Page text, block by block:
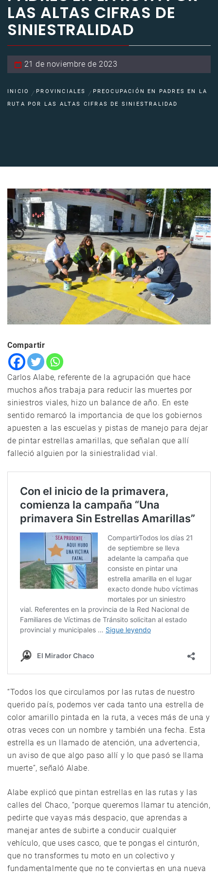
LAS ALTAS CIFRAS DE
SINIESTRALIDAD
21 de noviembre de 2023
INICIO PROVINCIALES
PREOCUPACIÓN EN PADRES EN LA
RUTA POR LAS ALTAS CIFRAS DE SINIESTRALIDAD
Compartir
Carlos Alabe, referente de la agrupación que hace
muchos años trabaja para reducir las muertes por
siniestros viales, hizo un balance de año. En este
sentido remarcó la importancia de que los gobiernos
apuesten a las escuelas y pistas de manejo para dejar
de pintar estrellas amarillas, que señalan que allí
falleció alguien por la siniestralidad vial.
“Todos los que circulamos por las rutas de nuestro
querido país, podemos ver cada tanto una estrella de
color amarillo pintada en la ruta, a veces más de una y
otras veces con un nombre y también una fecha. Esta
estrella es un llamado de atención, una advertencia,
un aviso de que algo paso allí y lo que pasó se llama
muerte”, señaló Alabe.
Alabe explicó que pintan estrellas en las rutas y las
calles del Chaco, “porque queremos llamar tu atención,
pedirte que vayas más despacio, que aprendas a
manejar antes de subirte a conducir cualquier
vehículo, que uses casco, que te pongas el cinturón,
que no transformes tu moto en un colectivo y
fundamentalmente que no te conviertas en una nueva